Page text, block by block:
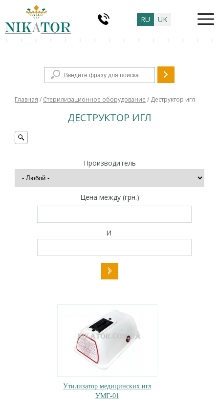
RU UK
Форма поиска
Главная / Стерилизационное оборудование / Деструктор игл
ДЕСТРУКТОР ИГЛ
Производитель
Цена между (грн.)
И
Утилизатор медицинских игл
УМГ-01